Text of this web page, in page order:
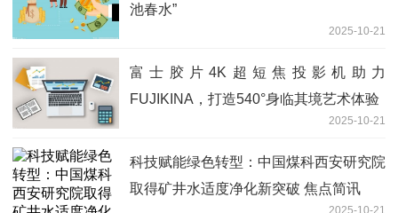
池春水”
2025-10-21
富士胶片4K超短焦投影机助力
FUJIKINA，打造540°身临其境艺术体验
2025-10-21
科技赋能绿色转型：中国煤科西安研究院
取得矿井水适度净化新突破 焦点简讯
2025-10-21